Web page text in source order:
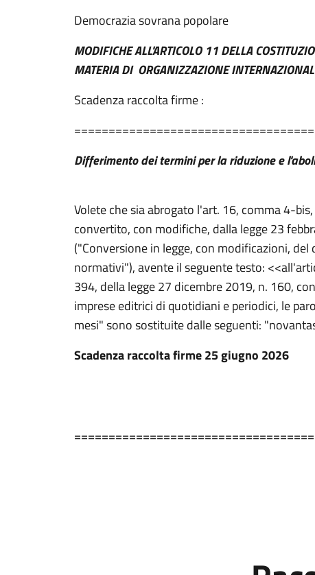
Democrazia sovrana popolare
MODIFICHE ALL'ARTICOLO 11 DELLA
MATERIA DI ORGANIZZAZIONE
Scadenza raccolta firme :
Differimento dei termini per la riduzione e
Volete che sia abrogato l'art. 16, comma 4-
convertito, con modifiche, dalla legge 23
("Conversione in legge, con modificazioni,
normativi"), avente il seguente testo:
394, della legge 27 dicembre 2019, n. 160,
imprese editrici di quotidiani e periodici, le
mesi" sono sostituite dalle seguenti:
Scadenza raccolta firme 25 giugno 2026